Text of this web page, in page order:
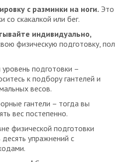
с разминки на ноги. Это
со скакалкой или бег.
индивидуально,
физическую подготовку, пол
подготовки –
к подбору гантелей и
весов.
гантели – тогда вы
вес постепенно.
физической подготовки
упражнений с